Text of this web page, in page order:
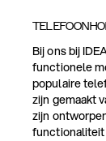
Bij ons bij
functionele
populaire
zijn gemaakt
zijn